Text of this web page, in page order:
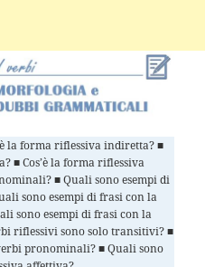
la forma riflessiva indiretta? ■
■ Cos’è la forma riflessiva
■ Quali sono esempi di
sono esempi di frasi con la
sono esempi di frasi con la
riflessivi sono solo transitivi? ■
pronominali? ■ Quali sono